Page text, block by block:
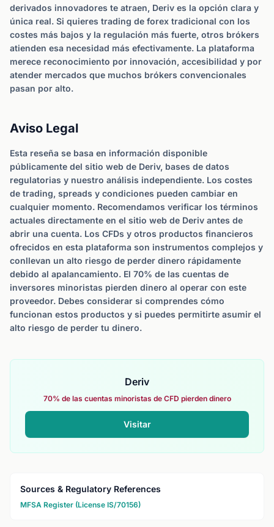
derivados innovadores te atraen, Deriv es la opción clara y
única real. Si quieres trading de forex tradicional con los
costes más bajos y la regulación más fuerte, otros brókers
atienden esa necesidad más efectivamente. La plataforma
merece reconocimiento por innovación, accesibilidad y por
atender mercados que muchos brókers convencionales
pasan por alto.
Aviso Legal
Esta reseña se basa en información disponible
públicamente del sitio web de Deriv, bases de datos
regulatorias y nuestro análisis independiente. Los costes
de trading, spreads y condiciones pueden cambiar en
cualquier momento. Recomendamos verificar los términos
actuales directamente en el sitio web de Deriv antes de
abrir una cuenta. Los CFDs y otros productos financieros
ofrecidos en esta plataforma son instrumentos complejos y
conllevan un alto riesgo de perder dinero rápidamente
debido al apalancamiento. El 70% de las cuentas de
inversores minoristas pierden dinero al operar con este
proveedor. Debes considerar si comprendes cómo
funcionan estos productos y si puedes permitirte asumir el
alto riesgo de perder tu dinero.
Deriv
70% de las cuentas minoristas de CFD pierden dinero
Visitar
Sources & Regulatory References
MFSA Register (License IS/70156)